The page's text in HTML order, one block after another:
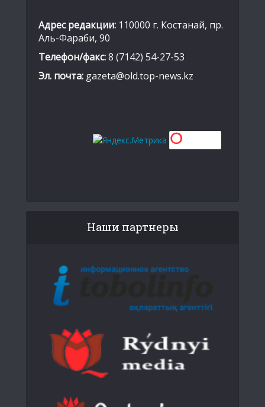
Адрес редакции: 110000 г. Костанай, пр.
Аль-Фараби, 90
Телефон/факс:8 (7142) 54-27-53
Эл. почта: gazeta@old.top-news.kz
Наши партнеры